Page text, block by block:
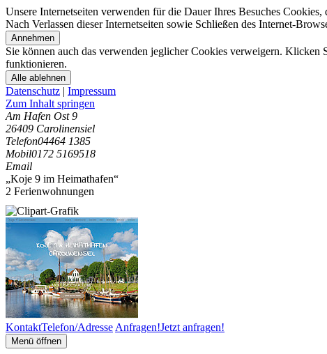
Unsere Internetseiten verwenden für die Dauer Ihres Besuches
Nach Verlassen dieser Internetseiten sowie Schließen des Internet-
Annehmen
Sie können auch das verwenden jeglicher Cookies verweigern.
funktionieren.
Alle ablehnen
Datenschutz | Impressum
Zum Inhalt springen
Am Hafen Ost 9
26409 Carolinensiel
Telefon04464 1385
Mobil0172 5169518
Email
„Koje 9 im Heimathafen“
2 Ferienwohnungen
KontaktTelefon/Adresse Anfragen!Jetzt anfragen!
Menü öffnen